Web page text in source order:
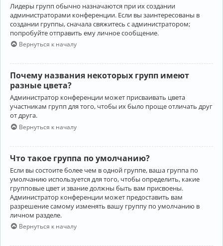
Лидеры групп обычно назначаются при их создании
администраторами конференции. Если вы заинтересованы в
создании группы, сначала свяжитесь с администратором;
попробуйте отправить ему личное сообщение.
Вернуться к началу
Почему названия некоторых групп имеют
разные цвета?
Администратор конференции может присваивать цвета
участникам групп для того, чтобы их было проще отличать друг
от друга.
Вернуться к началу
Что такое группа по умолчанию?
Если вы состоите более чем в одной группе, ваша группа по
умолчанию используется для того, чтобы определить, какие
групповые цвет и звание должны быть вам присвоены.
Администратор конференции может предоставить вам
разрешение самому изменять вашу группу по умолчанию в
личном разделе.
Вернуться к началу